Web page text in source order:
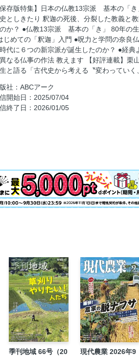
【好評連載】栗山英樹のレキシズム【第
る〝変わっていく、変えられていく日本史
【保存版特集】日本の仏教13宗派 基本の
０年の歴史としきたり 釈迦の死後、分裂
なぜ起こったのか？
宗派の変遷、開祖、教義の違い、総本山・
80年の生涯と、世界中の人々を導く教えを
仏の力によって悪鬼・悪霊を退散！ 研究
達磨大師によって中国に伝わった禅が日本
宗」の教え
知っているようで実は間違いだらけ ●宗派
保存版特集】日本の仏教13宗派 基本の「
としきたり 釈迦の死後、分裂した教義と
か？ ●仏教13宗派 基本の「き」 80年の
じめての「釈迦」入門 ●呪力と学問の奈良
代に６つの新宗派が誕生したのか？ ●経
なる仏事の作法 教えます 【好評連載】栗
と語る「古代史から考える〝変わってい
社：ABCアーク
開始日：2025/07/04
終了日：2026/01/05
季刊地域 66号（20
現代農業 2026年9